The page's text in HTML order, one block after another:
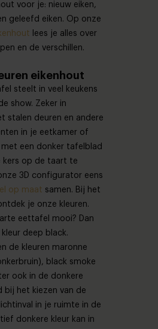
voor je: nieuw eiken,
geleefd eiken. Op onze
lees je alles over
en de verschillen.
eikenhout
steelt in veel keukens
show. Zeker in
stalen deuren en andere
in je eetkamer of
met een donker tafelblad
kers op de taart te
3D configurator eens
op maat samen. Bij het
je onze kleuren.
eettafel mooi? Dan
deep black.
de kleuren maronne
black smoke
ook in de donkere
bij het kiezen van de
in je ruimte in de
donkere kleur kan in